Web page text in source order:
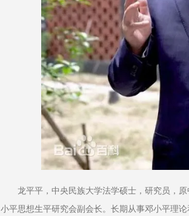
龙平平，中央民族大学法学硕士，研究员，
小平思想生平研究会副会长。长期从事邓小平理